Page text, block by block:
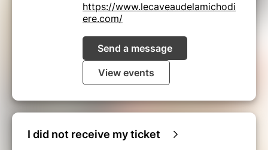
https://www.lecaveaudelamichodi
ere.com/
Send a message
View events
I did not receive my ticket